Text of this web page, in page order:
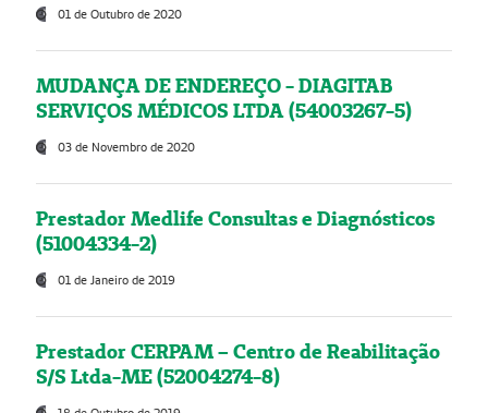
01 de Outubro de 2020
MUDANÇA DE ENDEREÇO - DIAGITAB
SERVIÇOS MÉDICOS LTDA (54003267-5)
03 de Novembro de 2020
Prestador Medlife Consultas e Diagnósticos
(51004334-2)
01 de Janeiro de 2019
Prestador CERPAM – Centro de Reabilitação
S/S Ltda-ME (52004274-8)